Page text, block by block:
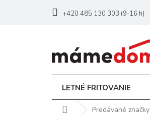
+420 485 130 303 (9-16 h)
LETNÉ FRITOVANIE
DomovPredávané značky